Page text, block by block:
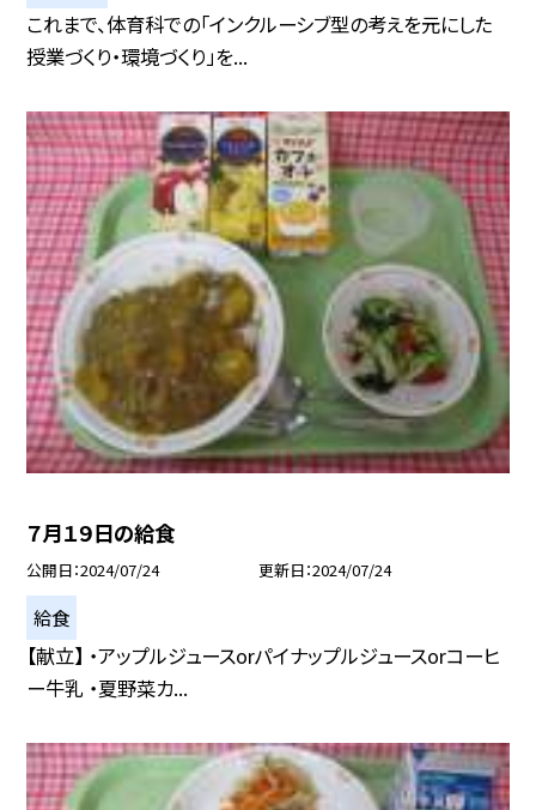
これまで、体育科での「インクルーシブ型の考えを元にした
授業づくり・環境づくり」を...
７月１９日の給食
公開日 2024/07/24 更新日 2024/07/24
給食
【献立】 ・アップルジュースorパイナップルジュースorコーヒ
ー牛乳 ・夏野菜カ...